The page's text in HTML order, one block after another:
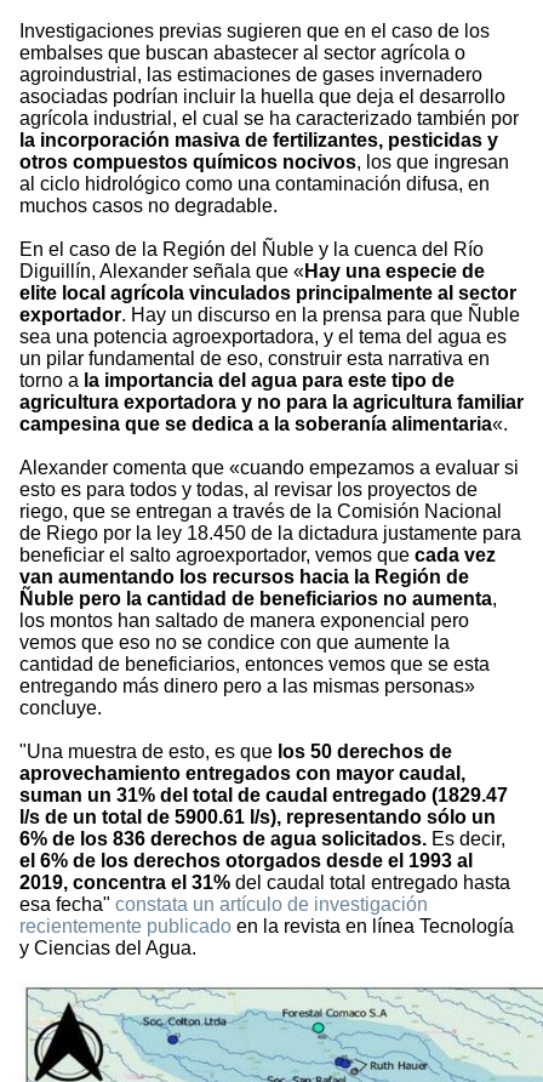
Investigaciones previas sugieren que en el caso de los
embalses que buscan abastecer al sector agrícola o
agroindustrial, las estimaciones de gases invernadero
asociadas podrían incluir la huella que deja el desarrollo
agrícola industrial, el cual se ha caracterizado también por
la incorporación masiva de fertilizantes, pesticidas y
otros compuestos químicos nocivos, los que ingresan
al ciclo hidrológico como una contaminación difusa, en
muchos casos no degradable.
En el caso de la Región del Ñuble y la cuenca del Río
Diguillín, Alexander señala que «Hay una especie de
elite local agrícola vinculados principalmente al sector
exportador. Hay un discurso en la prensa para que Ñuble
sea una potencia agroexportadora, y el tema del agua es
un pilar fundamental de eso, construir esta narrativa en
torno a la importancia del agua para este tipo de
agricultura exportadora y no para la agricultura familiar
campesina que se dedica a la soberanía alimentaria«.
Alexander comenta que «cuando empezamos a evaluar si
esto es para todos y todas, al revisar los proyectos de
riego, que se entregan a través de la Comisión Nacional
de Riego por la ley 18.450 de la dictadura justamente para
beneficiar el salto agroexportador, vemos que cada vez
van aumentando los recursos hacia la Región de
Ñuble pero la cantidad de beneficiarios no aumenta,
los montos han saltado de manera exponencial pero
vemos que eso no se condice con que aumente la
cantidad de beneficiarios, entonces vemos que se esta
entregando más dinero pero a las mismas personas»
concluye.
"Una muestra de esto, es que los 50 derechos de
aprovechamiento entregados con mayor caudal,
suman un 31% del total de caudal entregado (1829.47
l/s de un total de 5900.61 l/s), representando sólo un
6% de los 836 derechos de agua solicitados. Es decir,
el 6% de los derechos otorgados desde el 1993 al
2019, concentra el 31% del caudal total entregado hasta
esa fecha" constata un artículo de investigación
recientemente publicado en la revista en línea Tecnología
y Ciencias del Agua.